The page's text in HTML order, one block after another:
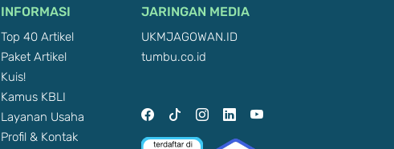
INFORMASI
Top 40 Artikel
Paket Artikel
Kuis!
Kamus KBLI
Layanan Usaha
Profil & Kontak
JARINGAN MEDIA
UKMJAGOWAN.ID
tumbu.co.id